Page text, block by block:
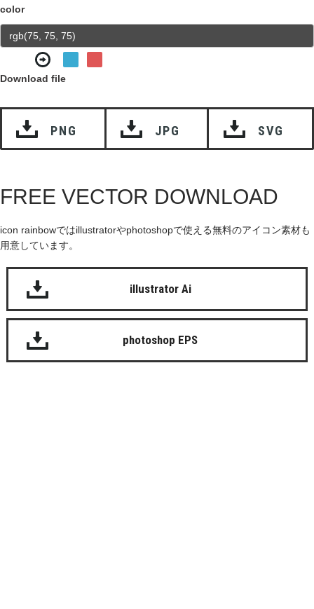
color
Download file
PNG JPG SVG
FREE VECTOR DOWNLOAD
icon rainbowではillustratorやphotoshopで使える無料のアイコン素材も
用意しています。
illustrator Ai
photoshop EPS